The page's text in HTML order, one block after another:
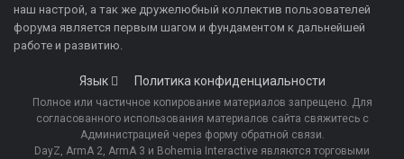
наш настрой, а так же дружелюбный коллектив пользователей
форума является первым шагом и фундаментом к дальнейшей
работе и развитию.
Язык Политика конфиденциальности
Полное или частичное копирование материалов запрещено. Для
согласованного использования материалов сайта свяжитесь с
Администрацией через форму обратной связи.
DayZ, ArmA 2, ArmA 3 и Bohemia Interactive являются торговыми